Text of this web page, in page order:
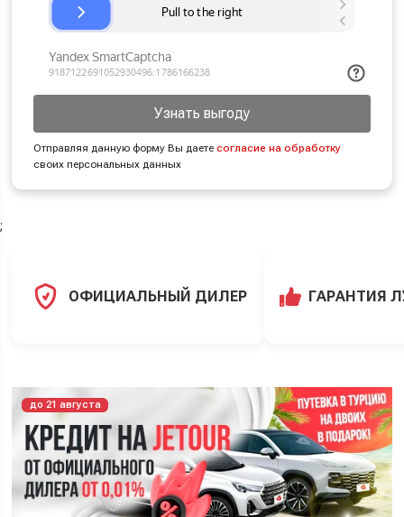
Узнать выгоду
Отправляя данную форму Вы даетесогласие на обработку
своих персональных данных
;
ОФИЦИАЛЬНЫЙ ДИЛЕР ГАРАНТИЯ
до 21 августа